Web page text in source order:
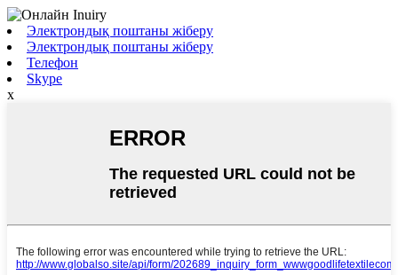
Электрондық поштаны жіберу
Электрондық поштаны жіберу
Телефон
Skype
x